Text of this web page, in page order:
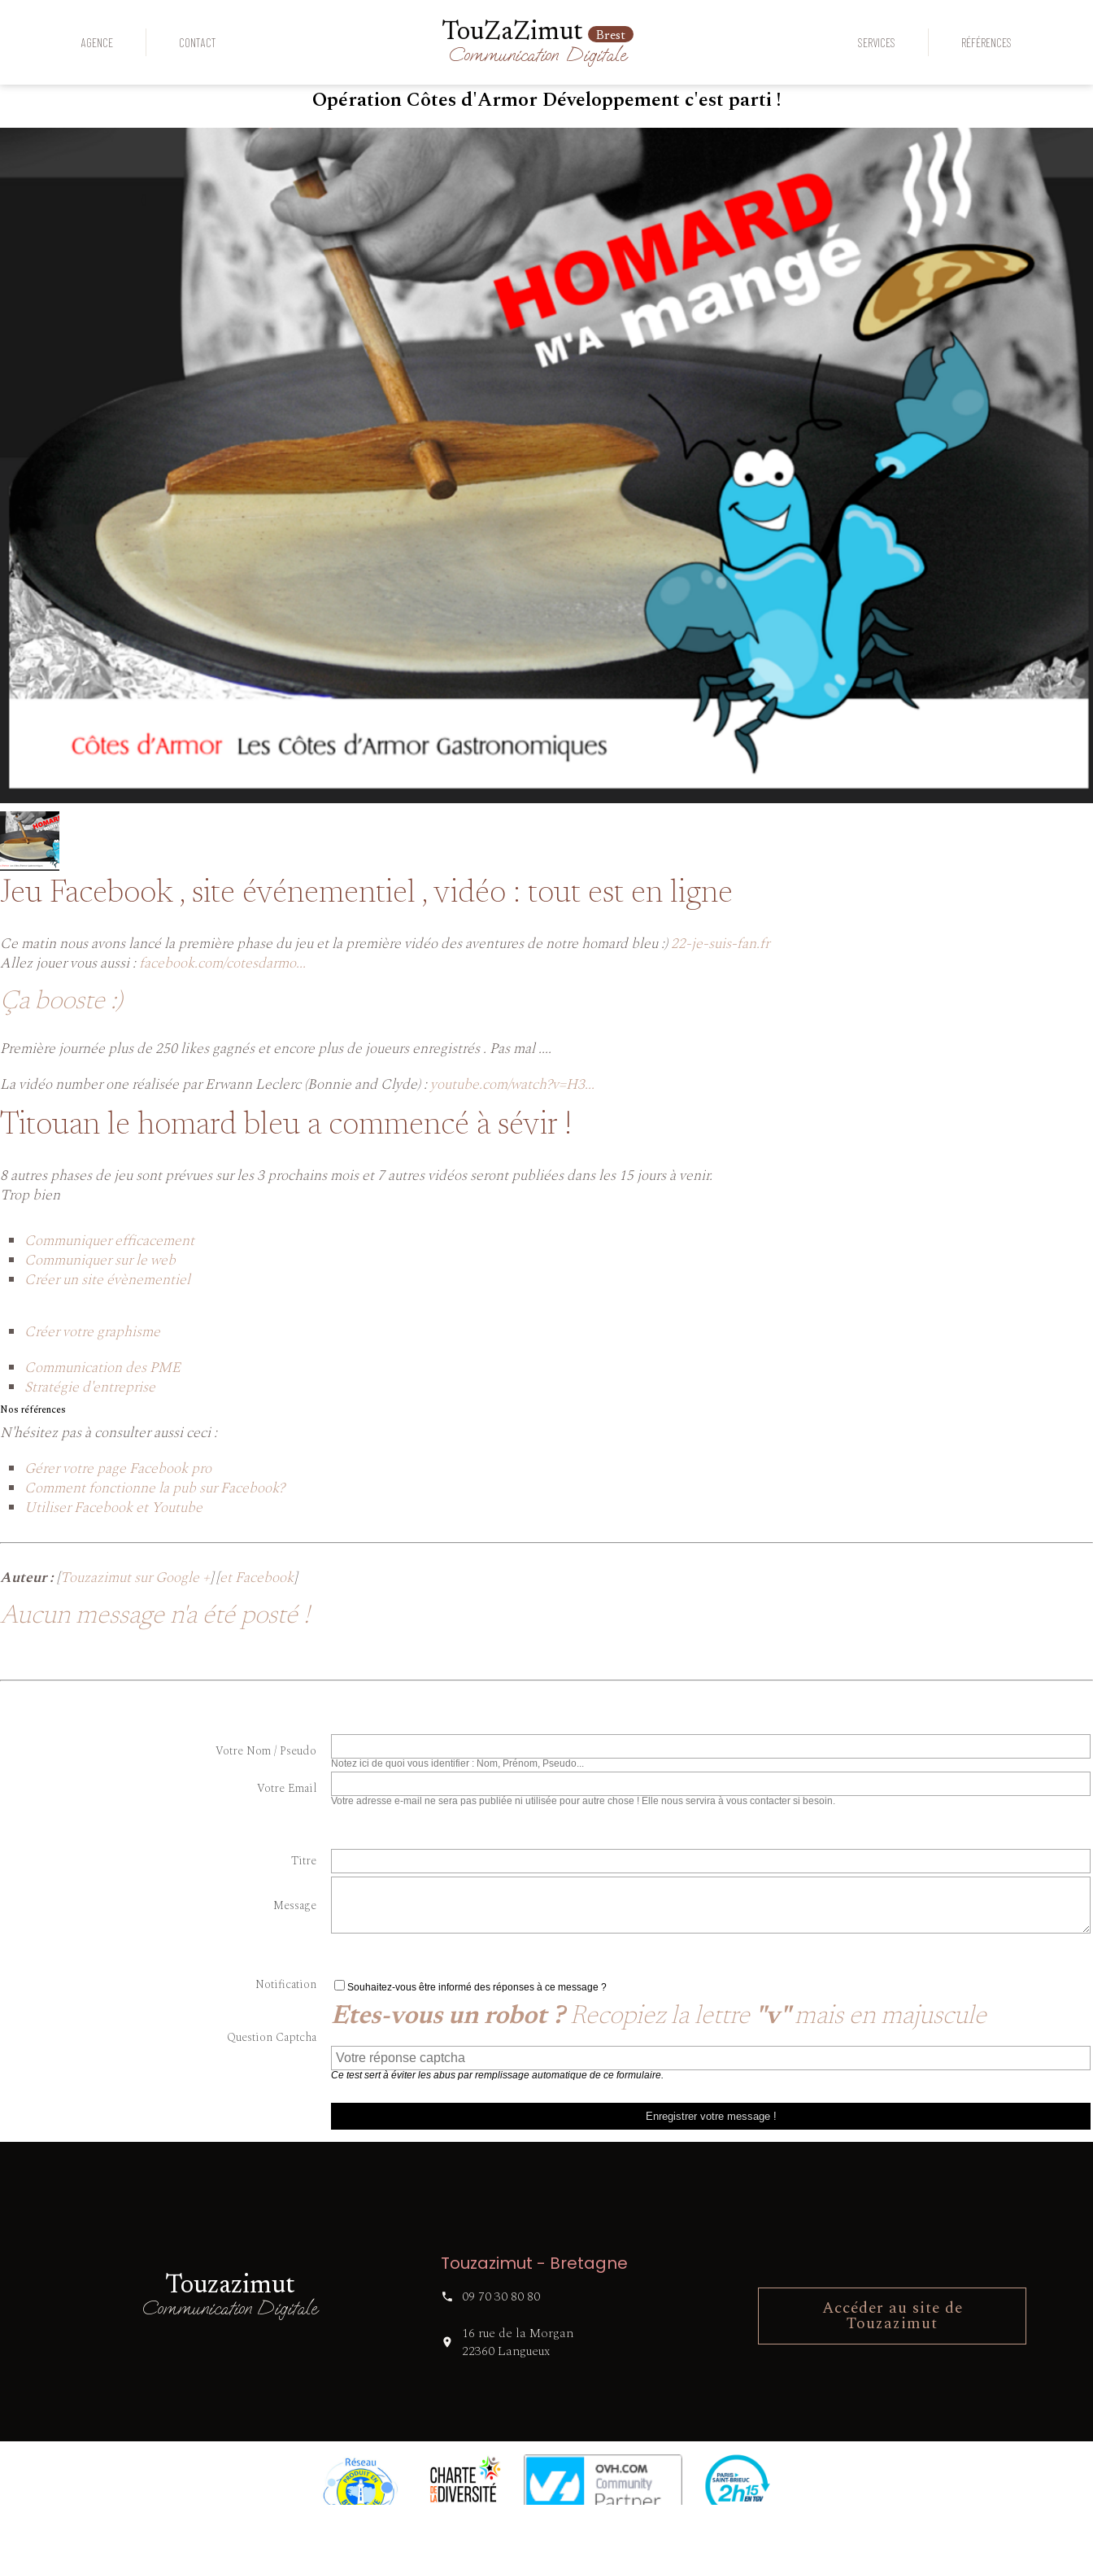
AGENCE CONTACT TouZaZimut Brest
Communication Digitale
SERVICES RÉFÉRENCES
Opération Côtes d'Armor Développement c'est parti !
Jeu Facebook , site événementiel , vidéo : tout est en ligne
Ce matin nous avons lancé la première phase du jeu et la première vidéo des aventures de notre homard bleu :)22-je-suis-fan.fr
Allez jouer vous aussi :facebook.com/cotesdarmo...
Ça booste :)
Première journée plus de 250 likes gagnés et encore plus de joueurs enregistrés . Pas mal ....
La vidéo number one réalisée par Erwann Leclerc (Bonnie and Clyde) :youtube.com/watch?v=H3...
Titouan le homard bleu a commencé à sévir !
8 autres phases de jeu sont prévues sur les 3 prochains mois et 7 autres vidéos seront publiées dans les 15 jours à venir.
Trop bien
Communiquer efficacement
Communiquer sur le web
Créer un site évènementiel
Créer votre graphisme
Communication des PME
Stratégie d'entreprise
Nos références
N'hésitez pas à consulter aussi ceci :
Gérer votre page Facebook pro
Comment fonctionne la pub sur Facebook?
Utiliser Facebook et Youtube
Auteur :[Touzazimut sur Google +] [et Facebook]
Aucun message n'a été posté !
Votre Nom / Pseudo
Notez ici de quoi vous identifier : Nom, Prénom, Pseudo...
Votre Email
Votre adresse e-mail ne sera pas publiée ni utilisée pour autre chose ! Elle nous servira à vous contacter si besoin.
Titre
Message
Notification Souhaitez-vous être informé des réponses à ce message ?
Question Captcha
Etes-vous un robot ?Recopiez la lettre "v"mais en majuscule
Ce test sert à éviter les abus par remplissage automatique de ce formulaire.
Touzazimut
Communication Digitale
Touzazimut - Bretagne
09 70 30 80 80
16 rue de la Morgan
22360 Langueux
Accéder au site de
Touzazimut